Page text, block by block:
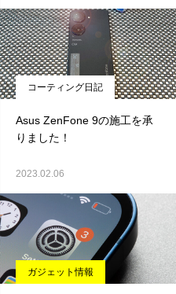
コーティング日記
Asus ZenFone 9の施工を承
りました！
2023.02.06
ガジェット情報